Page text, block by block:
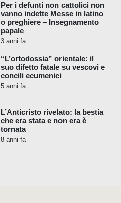
Per i defunti non cattolici non
vanno indette Messe in latino
o preghiere – Insegnamento
papale
3 anni fa
“L’ortodossia” orientale: il
suo difetto fatale su vescovi e
concili ecumenici
5 anni fa
L’Anticristo rivelato: la bestia
che era stata e non era è
tornata
8 anni fa